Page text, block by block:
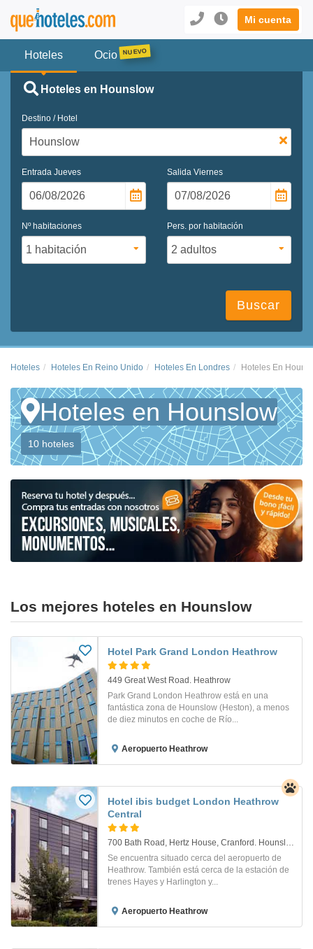
Mi cuenta
Hoteles Ocio
Hoteles en Hounslow
Destino / Hotel
Entrada Jueves Salida Viernes
Nº habitaciones Pers. por habitación
Buscar
Hoteles Hoteles En Reino Unido Hoteles En Londres Hoteles En
Hoteles en Hounslow
10 hoteles
Los mejores hoteles en Hounslow
Hotel Park Grand London Heathrow
449 Great West Road. Heathrow
Park Grand London Heathrow está en una
fantástica zona de Hounslow (Heston), a menos
de diez minutos en coche de Río...
Aeropuerto Heathrow
Hotel ibis budget London Heathrow
Central
700 Bath Road, Hertz House, Cranford. Hounslow
Se encuentra situado cerca del aeropuerto de
Heathrow. También está cerca de la estación de
trenes Hayes y Harlington y...
Aeropuerto Heathrow